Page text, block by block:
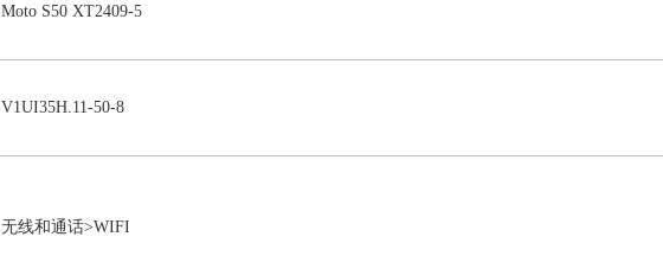
Moto S50 XT2409-5
V1UI35H.11-50-8
无线和通话>WIFI